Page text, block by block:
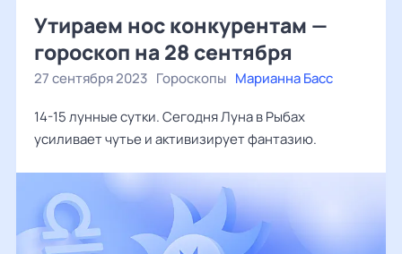
Утираем нос конкурентам —
гороскоп на 28 сентября
27 сентября 2023 Гороскопы Марианна Басс
14-15 лунные сутки. Сегодня Луна в Рыбах
усиливает чутье и активизирует фантазию.